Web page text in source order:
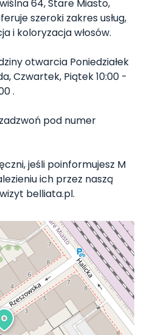
64, Stare Miasto,
szeroki zakres usług,
i koloryzacja włosów.
otwarcia Poniedziałek
Czwartek, Piątek 10:00 -
.
pod numer
jeśli poinformujesz M
ich przez naszą
belliata.pl.